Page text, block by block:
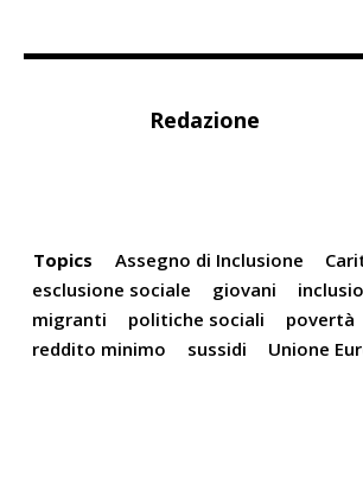
Redazione
Topics Assegno di Inclusione
esclusione sociale
giovani
migranti
politiche sociali
povertà
reddito minimo
sussidi Unione